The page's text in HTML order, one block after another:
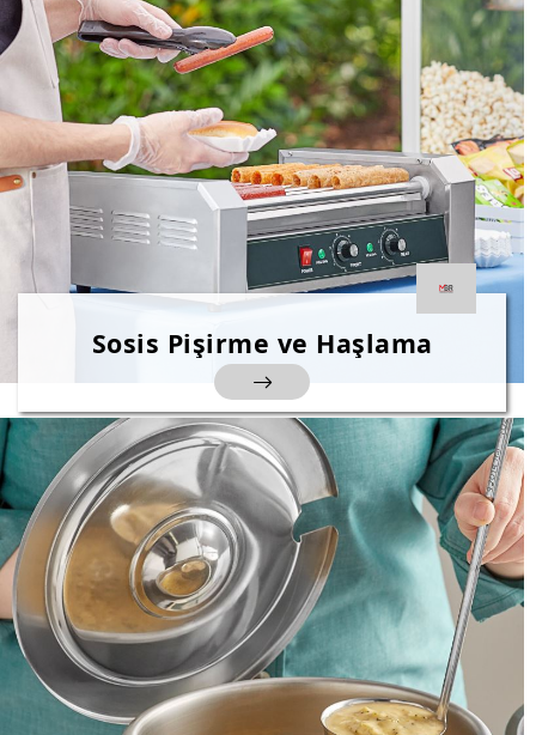
Sosis Pişirme ve Haşlama